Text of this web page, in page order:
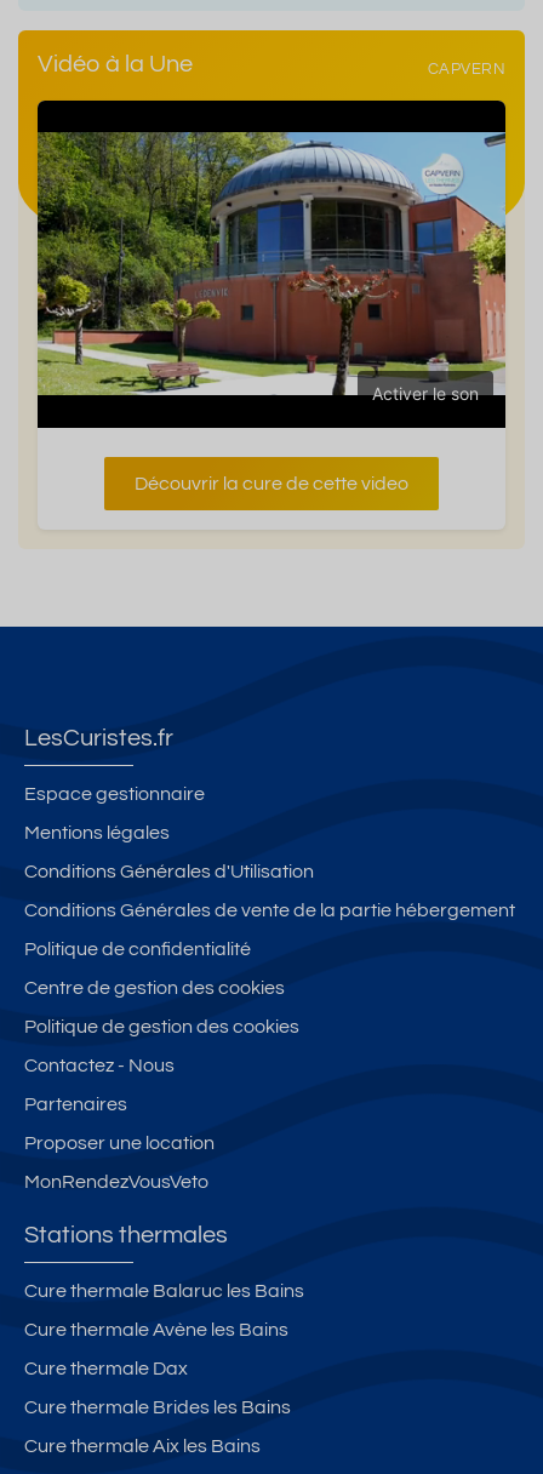
Vidéo à la Une CAPVERN
Activer le son
Découvrir la cure de cette video
LesCuristes.fr
Espace gestionnaire
Mentions légales
Conditions Générales d'Utilisation
Conditions Générales de vente de la partie hébergement
Politique de confidentialité
Centre de gestion des cookies
Politique de gestion des cookies
Contactez - Nous
Partenaires
Proposer une location
MonRendezVousVeto
Stations thermales
Cure thermale Balaruc les Bains
Cure thermale Avène les Bains
Cure thermale Dax
Cure thermale Brides les Bains
Cure thermale Aix les Bains